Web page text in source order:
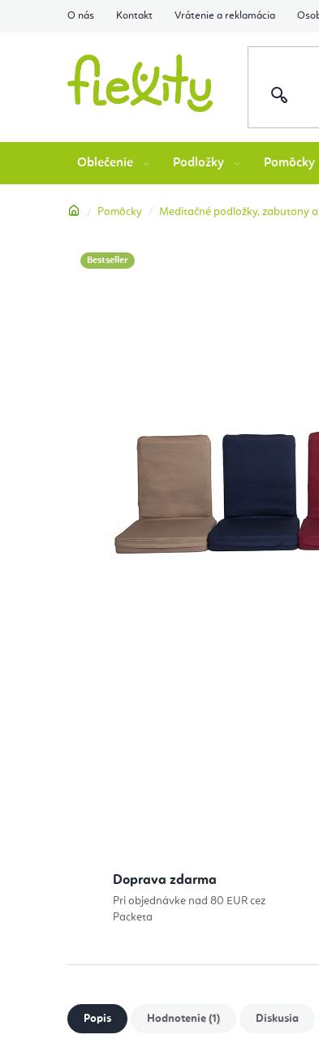
O nás Kontakt Vrátenie a reklamácia
Oblečenie Podložky Pomôcky
DomovPomôcky Meditačné podložky, zabutony
Bestseller
Doprava zdarma
Pri objednávke nad 80 EUR cez
Packeta
Popis Hodnotenie (1) Diskusia